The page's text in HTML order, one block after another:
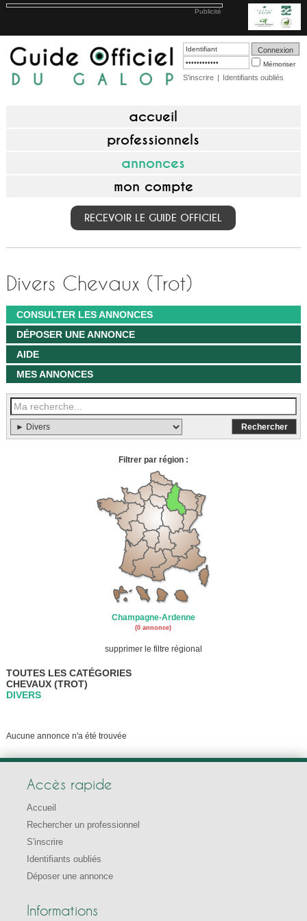
Publicité
Mémoriser
S'inscrire | Identifiants oubliés
accueil
professionnels
annonces
mon compte
RECEVOIR LE GUIDE OFFICIEL
Divers Chevaux (Trot)
CONSULTER LES ANNONCES
DÉPOSER UNE ANNONCE
AIDE
MES ANNONCES
Filtrer par région :
Champagne-Ardenne
(0 annonce)
supprimer le filtre régional
TOUTES LES CATÉGORIES
CHEVAUX (TROT)
DIVERS
Aucune annonce n'a été trouvée
Accès rapide
Accueil
Rechercher un professionnel
S'inscrire
Identifiants oubliés
Déposer une annonce
Informations